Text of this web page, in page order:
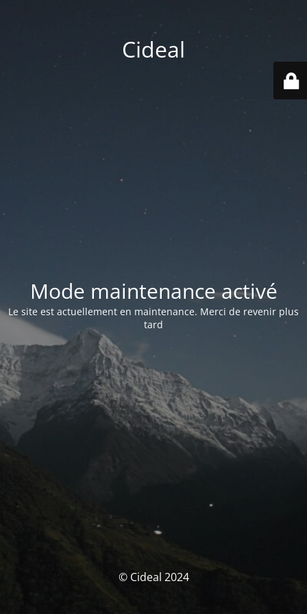
Cideal
Mode maintenance activé
Le site est actuellement en maintenance. Merci de revenir plus
tard
© Cideal 2024